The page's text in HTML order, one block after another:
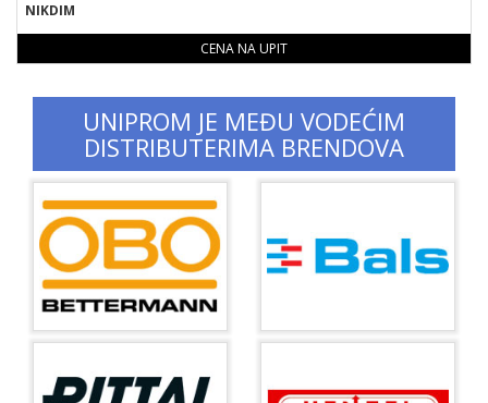
NIKDIM
CENA NA UPIT
UNIPROM JE MEĐU VODEĆIM
DISTRIBUTERIMA BRENDOVA